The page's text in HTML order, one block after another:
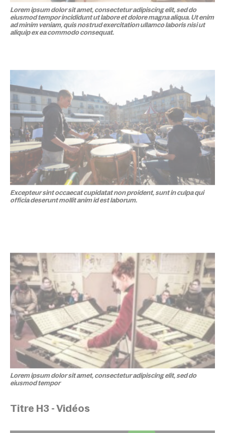
Lorem ipsum dolor sit amet, consectetur adipiscing elit, sed do
eiusmod tempor incididunt ut labore et dolore magna aliqua. Ut enim
ad minim veniam, quis nostrud exercitation ullamco laboris nisi ut
aliquip ex ea commodo consequat.
Excepteur sint occaecat cupidatat non proident, sunt in culpa qui
officia deserunt mollit anim id est laborum.
Lorem ipsum dolor sit amet, consectetur adipiscing elit, sed do
eiusmod tempor
Titre H3 - Vidéos